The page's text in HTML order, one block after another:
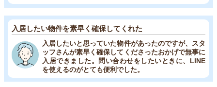
入居したい物件を素早く確保してくれた
入居したいと思っていた物件があったのですが、スタ
ッフさんが素早く確保してくださったおかげで無事に
入居できました。問い合わせをしたいときに、LINE
を使えるのがとても便利でした。